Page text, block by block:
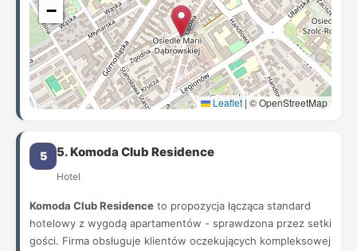
−
Leaflet | © OpenStreetMap
5 5. Komoda Club Residence
Hotel
Komoda Club Residence to propozycja łącząca standard
hotelowy z wygodą apartamentów - sprawdzona przez setki
gości. Firma obsługuje klientów oczekujących kompleksowej